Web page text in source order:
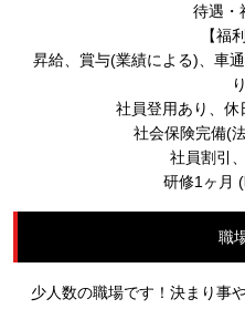
待遇・
【福
昇給、賞与(業績による)、車
社員登用あり、休
社会保険完備(
社員割引
研修1ヶ月
職
少人数の職場です！決まり事